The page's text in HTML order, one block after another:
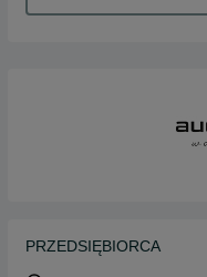
PRZEDSIĘBIORCA